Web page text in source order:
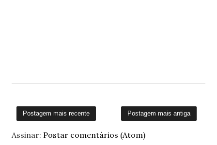
Postagem mais recente Postagem mais antiga
Assinar: Postar comentários (Atom)